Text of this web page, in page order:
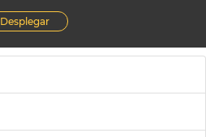
Desplegar